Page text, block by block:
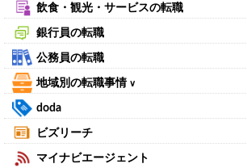
飲食・観光・サービスの転職
銀行員の転職
公務員の転職
地域別の転職事情 ∨
doda
ビズリーチ
マイナビエージェント